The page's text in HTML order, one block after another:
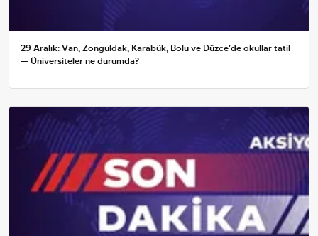
29 Aralık: Van, Zonguldak, Karabük, Bolu ve Düzce'de okullar tatil
— Üniversiteler ne durumda?